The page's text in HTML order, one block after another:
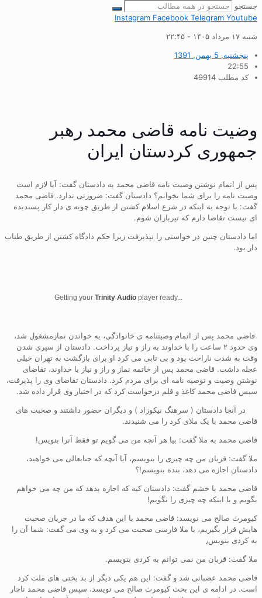
جستجو
Instagram Facebook Telegram Youtube
شنبه ۱۷ مرداد ۱۴۰۵ - ۲۲:۴۵
پنجشنبه, 5 بهمن, 1391
22:55
کد مطلب 49914
وضیت نامه قاضی محمد رهبر
جمهوری کردستان ایران
پس از اتمام نوشتن وصیت نامه قاضی محمد به دادستان گفت: آیا لازم است
وصیت نامه را برای شما بخوانم؟ دادستان گفت: ضرورتی ندارد. قاضی محمد
گفت: با توجه به اینکه در شرع اسلام کشتن از طریق چوبه ی دار کار پسندیده
ای نیست تقاضا دارم که تیرباران شوم.
اما دادستان چنین در خواستی را نپذیرفت زیرا حکم دادگاه کشتن از طریق طناب
دار بود.
Getting your Trinity Audio player ready...
قاضی محمد پس از اتمام وصیتنامه ی خانوادگی، به خواندن نمازمشغول شد،
وی حدود ۲ ساعت را با خداوند به راز و نیاز پرداخت. دادستان از سپری شدن
وقت به شدت ناراحت بود و بی تابی می کرد او برای بازگشت به تهران خیلی
عجله داشت. قاضی محمد پس از خاتمه نماز و راز و نیاز با خداوند، تقاضای
نوشتن وصیت و توصیه نامه ای برای مردم کرد. دادستان تقاضای وی را پذیرفت،
سپس قاضی محمد کاغذ و قلم درخواست کرد که در اختیار وی قرار داده شد.
در آنجا دادستان ( سرهنگ نیکوزاد ) و دیگران حضور داشتند و صحبت های
قاضی محمد با یک ملای کرد را می شنیدند.
قاضی محمد به ملا گفت: بیا هر آنچه من می گویم تو فقط آنرا بنویس!
ملا گفت: قربان من چه چیزی را بنویسم، آیا آنچه که جنابعالی می خواهید،
دادستان اجازه می دهد، بنده بنویسم!؟
قاضی محمد با خشم گفت: دادستان کیه که اجازه بدهد که من چه می خواهم
بگویم و یا اینکه چه چیزی را نگویم!
کیومرث صالح می نویسد: قاضی محمد با این هدف که ما در جریان صحبت
هایش قرار بگیریم، با ملا فارسی صحبت می کرد و به وی می گفت: شما آن را
به کردی بنویس٫
ملا گفت: قربان من نمی توانم به کردی بنویسم.
قاضی محمد عصبانی شد و گفت: این هم یکی دیگر از بد بختی های ملت کرد
است. در ادامه ی این بحث کیومرث صالح می نویسد، سپس قاضی محمد ناچار